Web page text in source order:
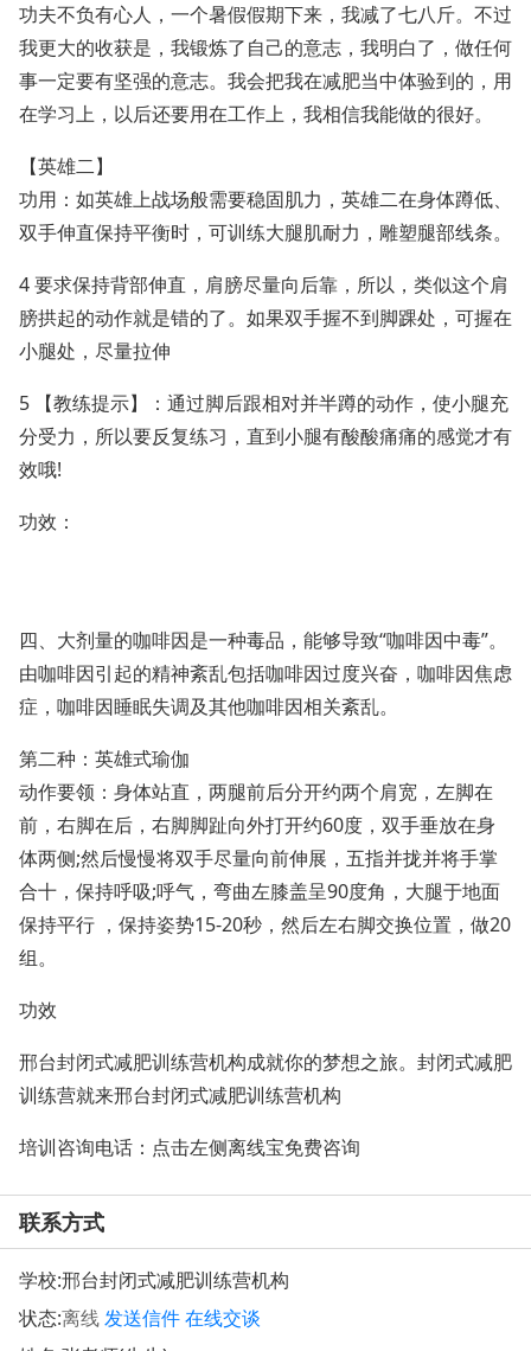
功夫不负有心人，一个暑假假期下来，我减了七八斤。不过
我更大的收获是，我锻炼了自己的意志，我明白了，做任何
事一定要有坚强的意志。我会把我在减肥当中体验到的，用
在学习上，以后还要用在工作上，我相信我能做的很好。
【英雄二】
功用：如英雄上战场般需要稳固肌力，英雄二在身体蹲低、
双手伸直保持平衡时，可训练大腿肌耐力，雕塑腿部线条。
4 要求保持背部伸直，肩膀尽量向后靠，所以，类似这个肩
膀拱起的动作就是错的了。如果双手握不到脚踝处，可握在
小腿处，尽量拉伸
5 【教练提示】：通过脚后跟相对并半蹲的动作，使小腿充
分受力，所以要反复练习，直到小腿有酸酸痛痛的感觉才有
效哦!
功效：
四、大剂量的咖啡因是一种毒品，能够导致“咖啡因中毒”。
由咖啡因引起的精神紊乱包括咖啡因过度兴奋，咖啡因焦虑
症，咖啡因睡眠失调及其他咖啡因相关紊乱。
第二种：英雄式瑜伽
动作要领：身体站直，两腿前后分开约两个肩宽，左脚在
前，右脚在后，右脚脚趾向外打开约60度，双手垂放在身
体两侧;然后慢慢将双手尽量向前伸展，五指并拢并将手掌
合十，保持呼吸;呼气，弯曲左膝盖呈90度角，大腿于地面
保持平行 ，保持姿势15-20秒，然后左右脚交换位置，做20
组。
功效
邢台封闭式减肥训练营机构成就你的梦想之旅。封闭式减肥
训练营就来邢台封闭式减肥训练营机构
培训咨询电话：点击左侧离线宝免费咨询
联系方式
学校:邢台封闭式减肥训练营机构
状态:离线发送信件在线交谈